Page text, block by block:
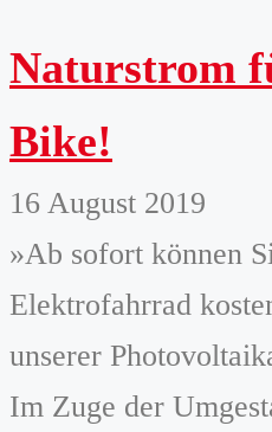
Naturstrom
Bike!
16 August 2019
»Ab sofort können
Elektrofahrrad
unserer
Im Zuge der